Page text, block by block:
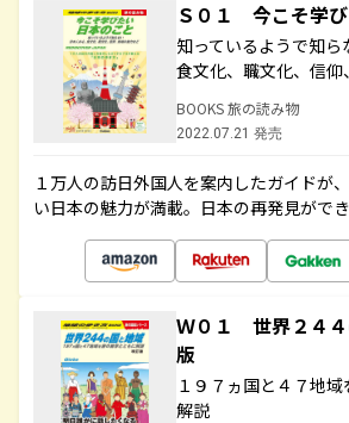
Ｓ０１ 今こそ学
知っているようで知
食文化、職文化、信
BOOKS 旅の読み物
2022.07.21 発売
１万人の訪日外国人を案内したガイドが
い日本の魅力が満載。日本の再発見がで
Ｗ０１ 世界２４
版
１９７ヵ国と４７地
解説